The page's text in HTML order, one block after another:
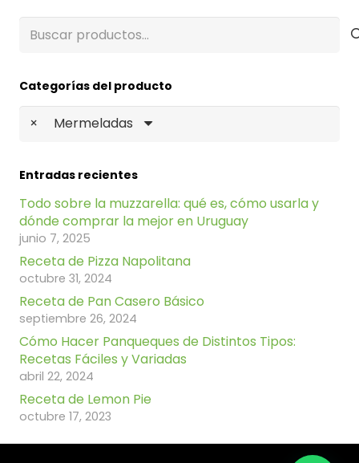
Buscar
Categorías del producto
× Mermeladas
Entradas recientes
Todo sobre la muzzarella: qué es, cómo usarla y
dónde comprar la mejor en Uruguay
junio 7, 2025
Receta de Pizza Napolitana
octubre 31, 2024
Receta de Pan Casero Básico
septiembre 26, 2024
Cómo Hacer Panqueques de Distintos Tipos:
Recetas Fáciles y Variadas
abril 22, 2024
Receta de Lemon Pie
octubre 17, 2023